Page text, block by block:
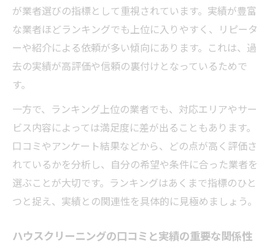
が業者選びの指標として重視されています。実績が豊富
な業者ほどランキングでも上位に入りやすく、リピータ
ーや紹介による依頼が多い傾向にあります。これは、過
去の実績が高評価や信頼の裏付けとなっているためで
す。
一方で、ランキング上位の業者でも、対応エリアやサー
ビス内容によっては満足度に差が出ることもあります。
口コミやアンケート結果などから、どの点が高く評価さ
れているかを分析し、自分の希望や条件に合った業者を
選ぶことが大切です。ランキングはあくまで指標のひと
つと捉え、実績との関連性を具体的に見極めましょう。
ハウスクリーニングの口コミと実績の重要な関係性